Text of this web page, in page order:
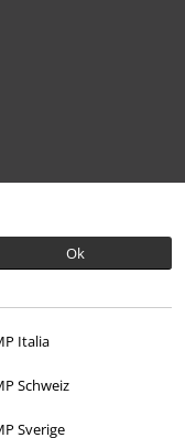
Ok
Italia
Schweiz
Sverige